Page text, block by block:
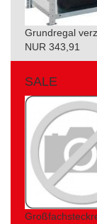
Grundregal
NUR 343,91
SALE